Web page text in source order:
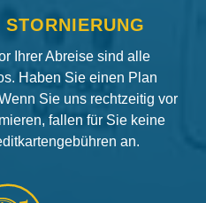
Ihrer Abreise sind alle
Haben Sie einen Plan
Sie uns rechtzeitig vor
fallen für Sie keine
an.